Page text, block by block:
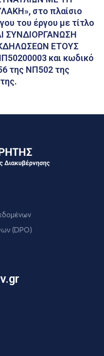
στο πλαίσιο
του έργου με τίτλο
ΣΥΝΔΙΟΡΓΑΝΩΣΗ
ΕΤΟΥΣ
και κωδικό
της ΝΠ502 της
(DPO)